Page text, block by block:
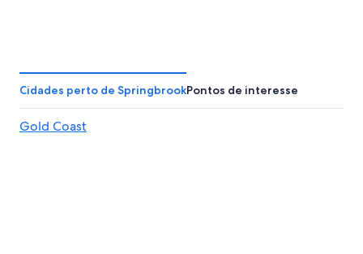
Cidades perto de SpringbrookPontos de interesse
Gold Coast